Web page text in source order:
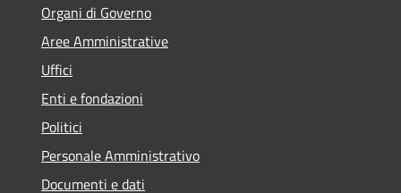
Organi di Governo
Aree Amministrative
Uffici
Enti e fondazioni
Politici
Personale Amministrativo
Documenti e dati